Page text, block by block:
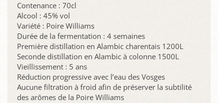
Contenance : 70cl
Alcool : 45% vol
Variété : Poire Williams
Durée de la fermentation : 4 semaines
Première distillation en Alambic charentais 1200L
Seconde distillation en Alambic à colonne 1500L
Vieillissement : 5 ans
Réduction progressive avec l­’eau des Vosges
Aucune filtration à froid afin de préserver la subtilité
des arômes de la Poire Williams